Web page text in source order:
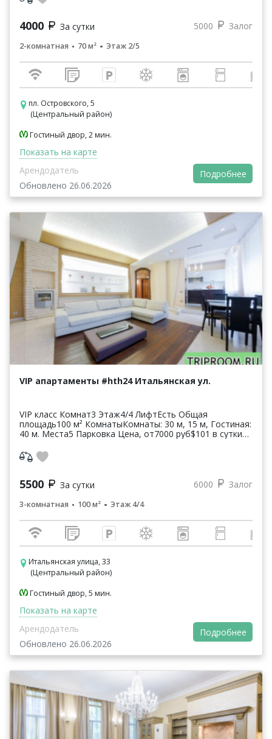
4000 За сутки 5000 Залог
2-комнатная 70 м² Этаж 2/5
пл. Островского, 5
(Центральный район)
Гостиный двор, 2 мин.
Показать на карте
Арендодатель
Обновлено 26.06.2026
Подробнее
VIP апартаменты #hth24 Итальянская ул.
VIP класс Комнат3 Этаж4/4 ЛифтЕсть Общая
площадь100 м² КомнатыКомнаты: 30 м, 15 м, Гостиная:
40 м. Места5 Парковка Цена, от7000 руб$101 в сутки*
5500 За сутки 6000 Залог
3-комнатная 100 м² Этаж 4/4
Итальянская улица, 33
(Центральный район)
Гостиный двор, 5 мин.
Показать на карте
Арендодатель
Обновлено 26.06.2026
Подробнее